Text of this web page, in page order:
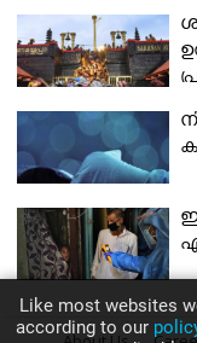
Like most websites
according to our